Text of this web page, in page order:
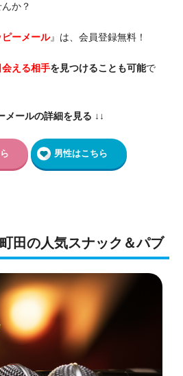
か？
ピーメール』は、会員登録無料！
会える相手を見つけることも可能で
メールの詳細を見る ↓↓
男性はこちら
田の人気スナック＆パブ